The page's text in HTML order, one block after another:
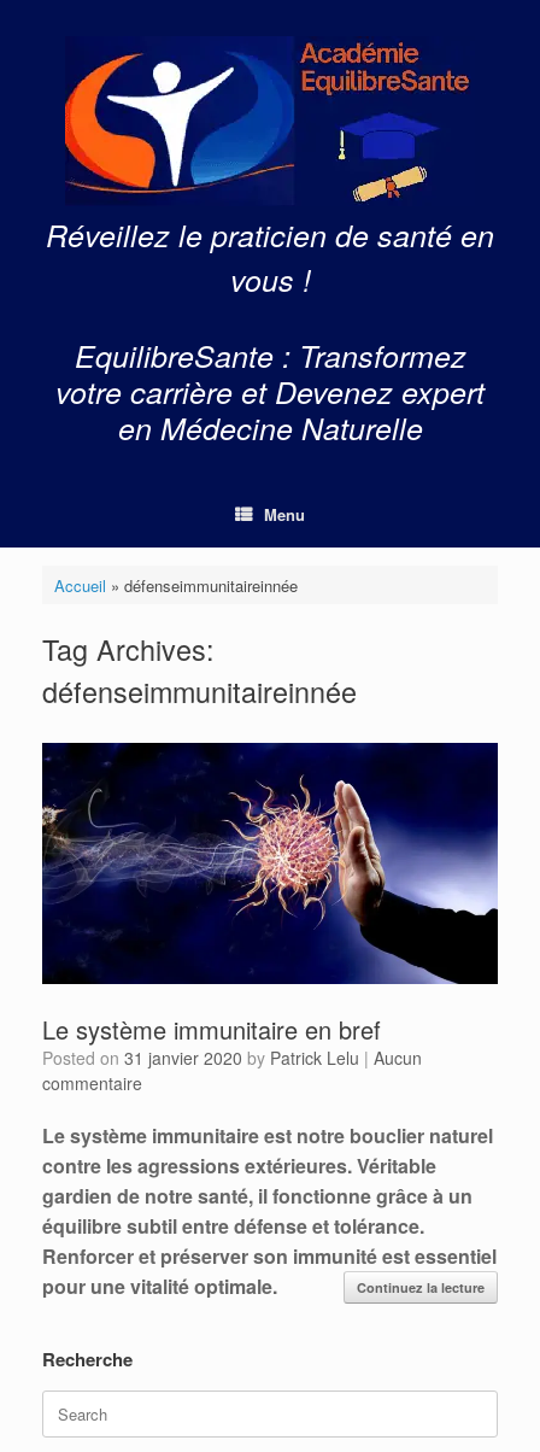
Réveillez le praticien de santé en
vous !
EquilibreSante : Transformez
votre carrière et Devenez expert
en Médecine Naturelle
Menu
Accueil » défenseimmunitaireinnée
Tag Archives:
défenseimmunitaireinnée
Le système immunitaire en bref
Posted on 31 janvier 2020 by Patrick Lelu | Aucun
commentaire
Le système immunitaire est notre bouclier naturel
contre les agressions extérieures. Véritable
gardien de notre santé, il fonctionne grâce à un
équilibre subtil entre défense et tolérance.
Renforcer et préserver son immunité est essentiel
pour une vitalité optimale.
Continuez la lecture
Recherche
Search
for: